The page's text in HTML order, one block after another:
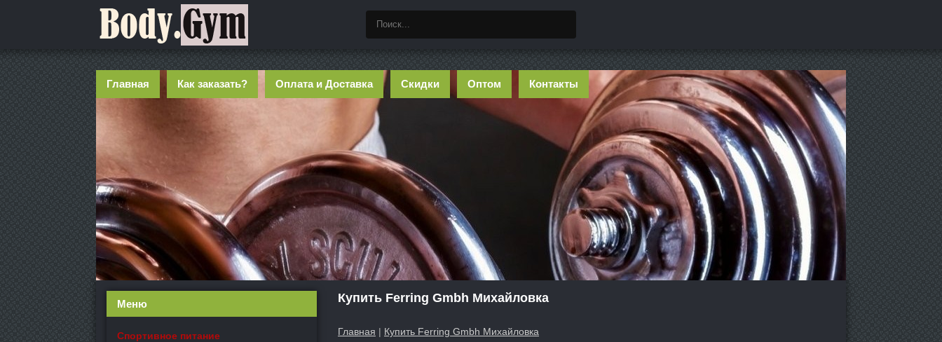
Главная Как заказать? Оплата и Доставка Скидки Оптом Контакты
Купить Ferring Gmbh Михайловка
Главная | Купить Ferring Gmbh Михайловка
Меню
Спортивное питание